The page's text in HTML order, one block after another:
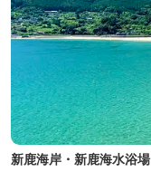
新鹿海岸・新鹿海水浴場